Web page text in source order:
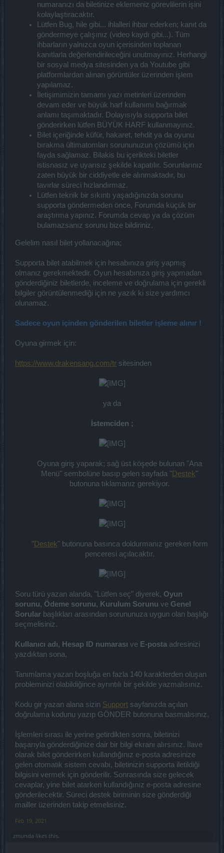
numaranızı da biletinize eklemeniz görevlilerin işini
kolaylaştıracaktır.
Lütfen Bug, hile gibi... ihlalleri ihbar ederken; kanıt da
göndermeye çalışınız (video kaydı gibi...). Tüm
ihbarların yalnızca oyun içerisinden toplanan
kanıtlarla değerlendirileceğini unutmayınız. Herhangi
bir sosyal medya sitesinden ya da Youtube gibi
platformlardan alınan görüntüler üzerinden işlem
yapılamaz.
İletişimimizin tamamı yazı metinleri üzerinden
devam eder ve büyük harf kullanımı bağırmak
anlamı taşımaktadır. Dolayısıyla supporta bilet
gönderirken lütfen BÜYÜK HARF kullanmayınız.
Bilet içeriğinde küfür, hakaret, tehdit ya da oyunu
bırakma ültimatomları sorununuzun çözümü için
fayda sağlamaz. Bilakis bu içerikteki biletler
istisnasız ve uyarısız şekilde kapatılır. Sorunlarınız
zaten büyük bir ciddiyetle ele alınmaktadır, bu
tavırlar süreci hızlandırmaz.
Lütfen teknik bir sıkıntı yaşadığınızda sorunu
supporta göndermeden önce, Forumda küçük bir
araştırma yapınız. Forumda cevap ya da çözüm
bulamazsanız sorunu bize bildiriniz.
Gelelim nasıl bilet yollanacağına;
Supporta bilet atabilmek için hesabınıza giriş yapmış
olmanız gerekmektedir. Oyun hesabınıza giriş yapmadan
gönderdiğiniz biletlerde, inceleme ve doğrulama için gerekli
bilgiler görüntülenmediği için ne yazık ki size yardımcı
olunamaz.
Sadece oyun içinden gönderilen biletler işleme alınır !
Oyuna girmek için:
https://www.drakensang.com/tr sitesinden
ya da​
İstemciden ;
Oyuna giriş yaparak; sağ üst köşede bulunan "Ana
Menü" sembolüne basıp gelen sayfada "Destek"
butonuna tıklamanız gerekiyor.​
"Destek" butonuna basınca doldurmanız gereken form
penceresi açılacaktır.​
Soru türü yazan alanda, "Lütfen seç" diyerek, Oyun
sorunu, Ödeme sorunu, Kurulum Sorunu ve Genel
Sorular başlıkları arasından sorununuza uygun olan başlığı
seçmelisiniz.
Kullanıcı adı, Hesap ID numarası ve E-posta adresinizi
yazdıktan sona,
Tanımlama yazan boşluğa en fazla 140 karakterden oluşan
probleminizi olabildiğince ayrıntılı bir şekilde yazmalısınız.
Kodu gir yazan alana sizin Support sayfanızda açılan
doğrulama kodunu yazıp GÖNDER butonuna basmalısınız.
İşlemleri sırası ile yerine getirdikten sonra, biletinizi
başarıyla gönderdiğinize dair bir bilgi ekranı alırsınız. İlave
olarak bilet gönderirken kullandığınız e-posta adresinize
gelen otomatik sistem cevabı, biletinizin supporta iletildiği
bilgisini vermek için gönderilir. Sonrasında size gelecek
cevaplar, yine bilet atarken kullandığınız e-posta adresine
gönderilecektir. Süreci destek biriminin size gönderdiği
mailler üzerinden takip etmelisiniz.
Feb 19, 2021
zmunda likes this.